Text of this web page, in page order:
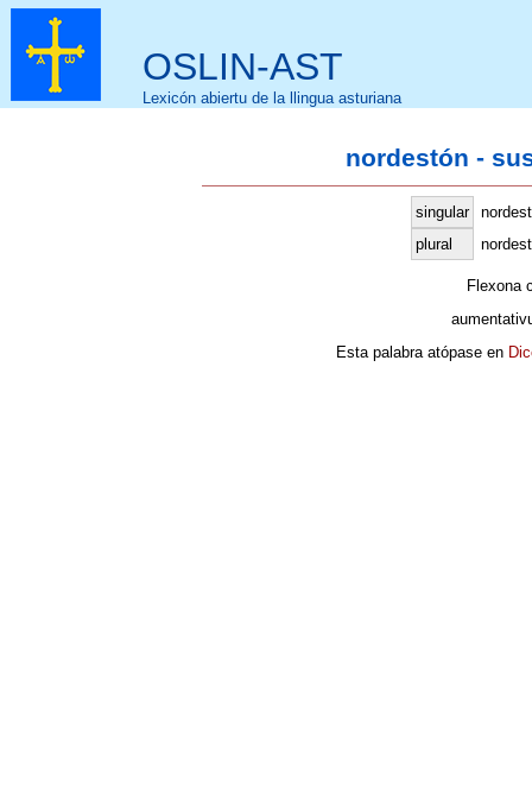
OSLIN-AST
Lexicón abiertu de la llingua asturiana
nordestón -
singular
plural
Flexona
Esta palabra atópase en